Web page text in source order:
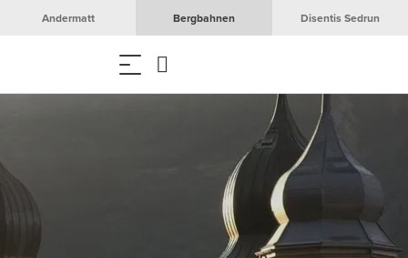
Andermatt Bergbahnen Disentis Sedrun